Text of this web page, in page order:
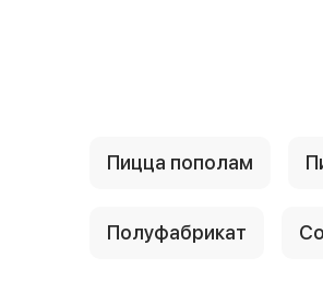
Пицца пополам
Полуфабрикат